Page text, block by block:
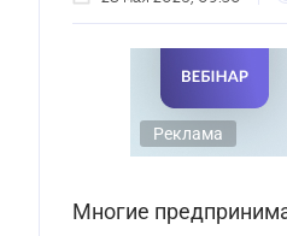
28 мая 2026, 09:30
Реклама
Многие